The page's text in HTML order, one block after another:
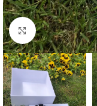
Click to enlarge